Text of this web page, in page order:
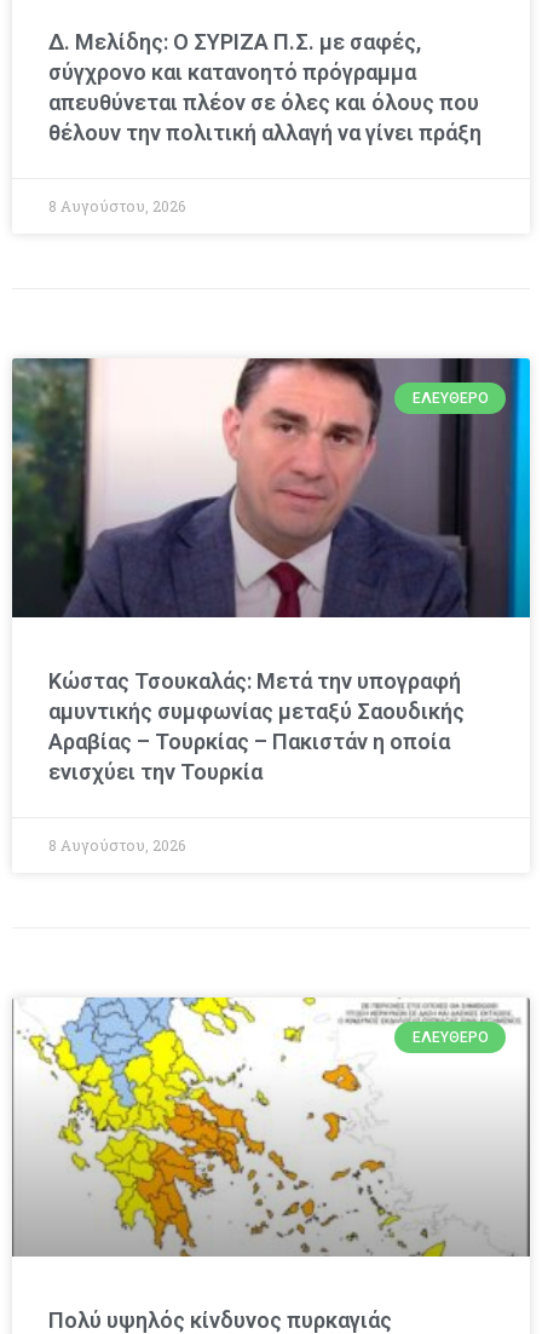
Δ. Μελίδης: Ο ΣΥΡΙΖΑ Π.Σ. με σαφές,
σύγχρονο και κατανοητό πρόγραμμα
απευθύνεται πλέον σε όλες και όλους που
θέλουν την πολιτική αλλαγή να γίνει πράξη
8 Αυγούστου, 2026
ΕΛΕΎΘΕΡΟ
Κώστας Τσουκαλάς: Μετά την υπογραφή
αμυντικής συμφωνίας μεταξύ Σαουδικής
Αραβίας – Τουρκίας – Πακιστάν η οποία
ενισχύει την Τουρκία
8 Αυγούστου, 2026
ΕΛΕΎΘΕΡΟ
Πολύ υψηλός κίνδυνος πυρκαγιάς